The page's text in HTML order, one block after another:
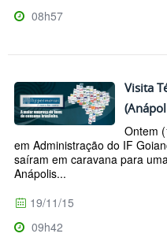
08h57
Visita
Ontem
em Administração do IF
saíram em caravana para
Anápolis...
19/11/15
09h42